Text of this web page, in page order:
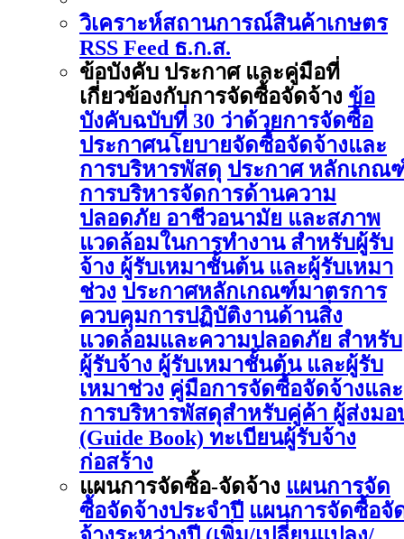
วิเคราะห์สถานการณ์สินค้าเกษตร
RSS Feed ธ.ก.ส.
ข้อบังคับ ประกาศ และคู่มือที่
เกี่ยวข้องกับการจัดซื้อจัดจ้าง ข้อ
บังคับฉบับที่ 30 ว่าด้วยการจัดซื้อ
ประกาศนโยบายจัดซื้อจัดจ้างและ
การบริหารพัสดุ ประกาศ หลักเกณ
การบริหารจัดการด้านความ
ปลอดภัย อาชีวอนามัย และสภาพ
แวดล้อมในการทำงาน สำหรับผู้รับ
จ้าง ผู้รับเหมาชั้นต้น และผู้รับเหมา
ช่วง ประกาศหลักเกณฑ์มาตรการ
ควบคุมการปฏิบัติงานด้านสิ่ง
แวดล้อมและความปลอดภัย สำหรับ
ผู้รับจ้าง ผู้รับเหมาชั้นต้น และผู้รับ
เหมาช่วง คู่มือการจัดซื้อจัดจ้างและ
การบริหารพัสดุสำหรับคู่ค้า ผู้ส่งมอ
(Guide Book) ทะเบียนผู้รับจ้าง
ก่อสร้าง
แผนการจัดซิ้อ-จัดจ้าง แผนการจัด
ซื้อจัดจ้างประจำปี แผนการจัดซื้อจั